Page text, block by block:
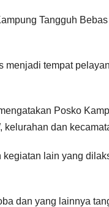
Tangguh
menjadi tempat
Posko
kelurahan dan
lain yang
dan yang lainnya